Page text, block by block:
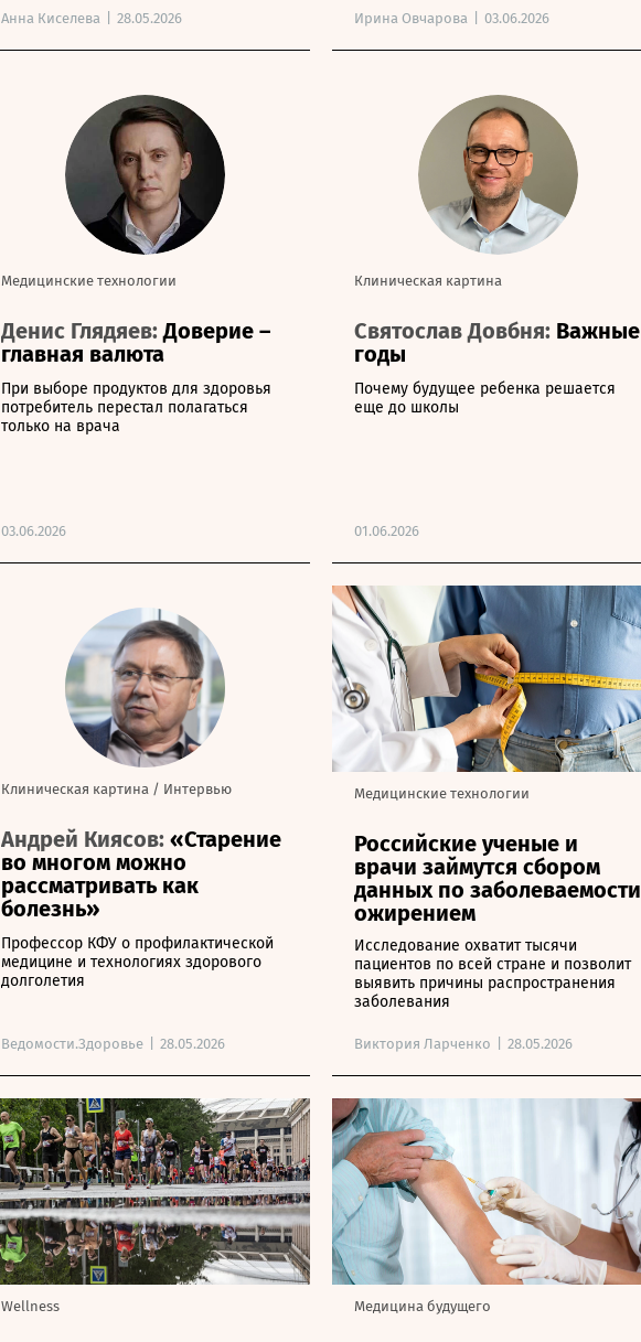
Анна Киселева 28.05.2026 Ирина Овчарова 03.06.2026
Медицинские технологии
Денис Глядяев:Доверие –
главная валюта
При выборе продуктов для здоровья
потребитель перестал полагаться
только на врача
03.06.2026
Клиническая картина
Святослав Довбня: Важные
годы
Почему будущее ребенка решается
еще до школы
01.06.2026
Клиническая картина / Интервью
Андрей Киясов: «Старение
во многом можно
рассматривать как
болезнь»
Профессор КФУ о профилактической
медицине и технологиях здорового
долголетия
Ведомости.Здоровье 28.05.2026
Медицинские технологии
Российские ученые и
врачи займутся сбором
данных по заболеваемости
ожирением
Исследование охватит тысячи
пациентов по всей стране и позволит
выявить причины распространения
заболевания
Виктория Ларченко 28.05.2026
Wellness Медицина будущего